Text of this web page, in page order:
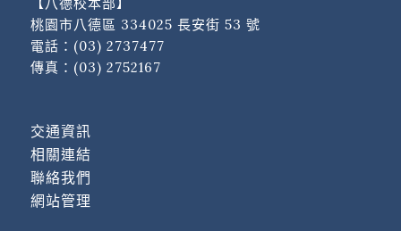
桃園市八德區 334025 長安街 53 號
電話： (03) 2737477
傳真：(03) 2752167
交通資訊
相關連結
聯絡我們
網站管理